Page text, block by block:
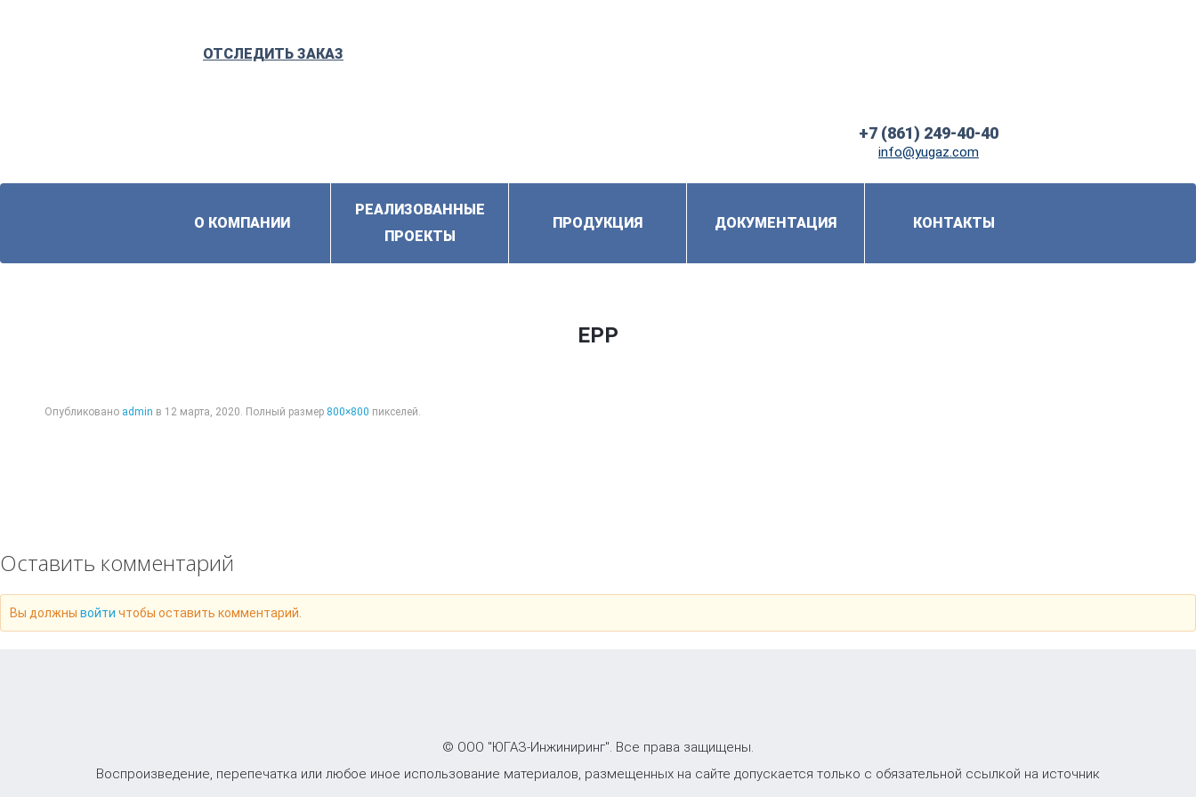
ОТСЛЕДИТЬ ЗАКАЗ
+7 (861) 249-40-40
info@yugaz.com
О КОМПАНИИ
РЕАЛИЗОВАННЫЕ
ПРОЕКТЫ
ПРОДУКЦИЯ ДОКУМЕНТАЦИЯ КОНТАКТЫ
EPP
Опубликовано admin в 12 марта, 2020. Полный размер 800×800 пикселей.
Оставить комментарий
Вы должны войти чтобы оставить комментарий.
© ООО "ЮГАЗ-Инжиниринг". Все права защищены.
Воспроизведение, перепечатка или любое иное использование материалов, размещенных на сайте допускается только с обязательной ссылкой на источник